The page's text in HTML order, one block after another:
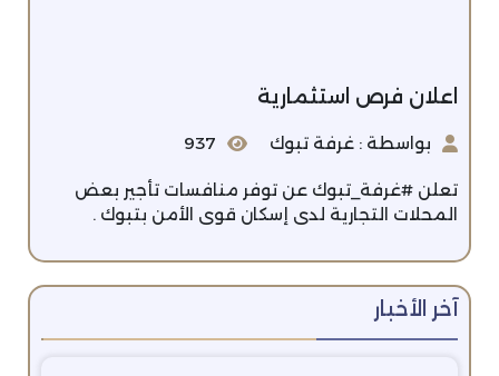
اعلان فرص استثمارية
بواسطة : غرفة تبوك 937
تعلن #غرفة_تبوك عن توفر منافسات تأجير بعض
المحلات التجارية لدى إسكان قوى الأمن بتبوك .
آخر الأخبار